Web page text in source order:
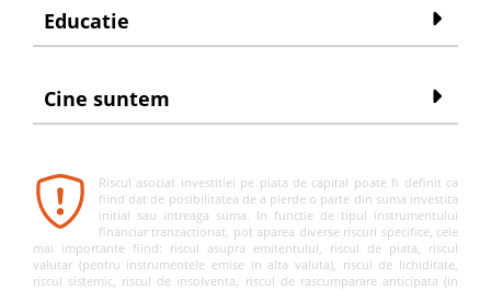
Educatie
Cine suntem
Riscul asociat investitiei pe piata de capital poate fi definit ca
fiind dat de posibilitatea de a pierde o parte din suma investita
initial sau intreaga suma. In functie de tipul instrumentului
financiar tranzactionat, pot aparea diverse riscuri specifice, cele
mai importante fiind: riscul asupra emitentului, riscul de piata, riscul
valutar (pentru instrumentele emise in alta valuta), riscul de lichiditate,
riscul sistemic, riscul de insolventa, riscul de rascumparare anticipata (in